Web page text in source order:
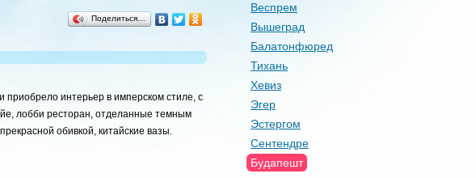
Поделиться…
приобрело интерьер в имперском стиле, с
лобби ресторан, отделанные темным
обивкой, китайские вазы.
Веспрем
Вышеград
Балатонфюред
Тихань
Хевиз
Эгер
Эстергом
Сентендре
Будапешт